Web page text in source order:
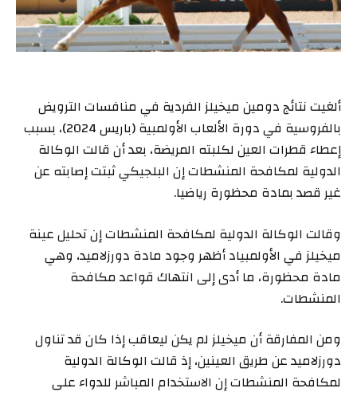
ألغيت نتائج دومين ميخيلز الفردية في منافسات الترويض
بالفروسية في دورة الألعاب الأولمبية (باريس 2024)، بسبب
إعطاء قطرات العين لكلبته المريضة، بعد أن قالت الوكالة
الدولية لمكافحة المنشطات إن البلجيكي ثبتت إصابته عن
غير قصد بمادة محظورة رياضيا.
وقالت الوكالة الدولية لمكافحة المنشطات إن تحليل عينة
ميخيلز في الأولمبياد أظهر وجود مادة دورزلامید، وهي
مادة محظورة، ما أدى إلى انتهاك قواعد مكافحة
المنشطات.
ومن المفارقة أن ميخيلز لم يكن ليعاقب إذا كان قد تناول
دورزلامید‭ ‬عن طريق العينين، إذ قالت الوكالة الدولية
لمكافحة المنشطات إن الاستخدام المباشر للدواء على